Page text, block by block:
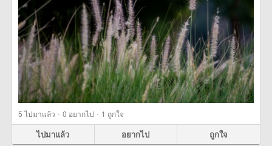
5ไปมาแล้ว · 0 อยากไป · 1 ถูกใจ
ไปมาแล้ว อยากไป ถูกใจ